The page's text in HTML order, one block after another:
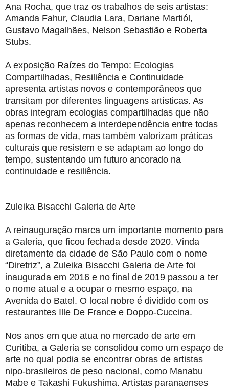
Ana Rocha, que traz os trabalhos de seis artistas:
Amanda Fahur, Claudia Lara, Dariane Martiól,
Gustavo Magalhães, Nelson Sebastião e Roberta
Stubs.
A exposição Raízes do Tempo: Ecologias
Compartilhadas, Resiliência e Continuidade
apresenta artistas novos e contemporâneos que
transitam por diferentes linguagens artísticas. As
obras integram ecologias compartilhadas que não
apenas reconhecem a interdependência entre todas
as formas de vida, mas também valorizam práticas
culturais que resistem e se adaptam ao longo do
tempo, sustentando um futuro ancorado na
continuidade e resiliência.
Zuleika Bisacchi Galeria de Arte
A reinauguração marca um importante momento para
a Galeria, que ficou fechada desde 2020. Vinda
diretamente da cidade de São Paulo com o nome
“Diretriz”, a Zuleika Bisacchi Galeria de Arte foi
inaugurada em 2016 e no final de 2019 passou a ter
o nome atual e a ocupar o mesmo espaço, na
Avenida do Batel. O local nobre é dividido com os
restaurantes Ille De France e Doppo-Cuccina.
Nos anos em que atua no mercado de arte em
Curitiba, a Galeria se consolidou como um espaço de
arte no qual podia se encontrar obras de artistas
nipo-brasileiros de peso nacional, como Manabu
Mabe e Takashi Fukushima. Artistas paranaenses